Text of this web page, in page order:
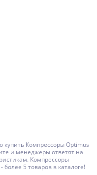
Компрессоры Optimus
и менеджеры ответят на
Компрессоры
5 товаров в каталоге!